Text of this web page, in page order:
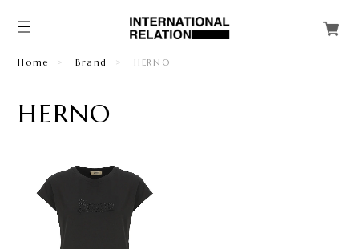
Home Brand HERNO
HERNO